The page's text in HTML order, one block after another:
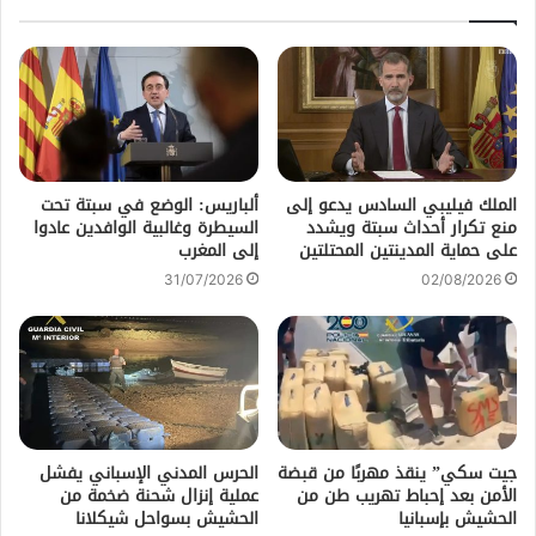
الملك فيليبي السادس يدعو إلى
منع تكرار أحداث سبتة ويشدد
على حماية المدينتين المحتلتين
02/08/2026
ألباريس: الوضع في سبتة تحت
السيطرة وغالبية الوافدين عادوا
إلى المغرب
31/07/2026
جيت سكي” ينقذ مهربًا من قبضة
الأمن بعد إحباط تهريب طن من
الحشيش بإسبانيا
الحرس المدني الإسباني يفشل
عملية إنزال شحنة ضخمة من
الحشيش بسواحل شيكلانا